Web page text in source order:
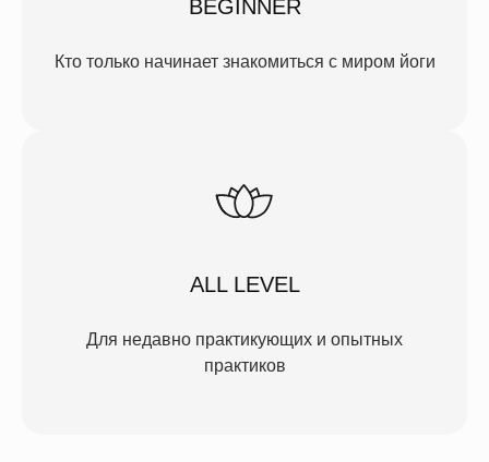
BEGINNER
Кто только начинает знакомиться с миром йоги
ALL LEVEL
Для недавно практикующих и опытных
практиков